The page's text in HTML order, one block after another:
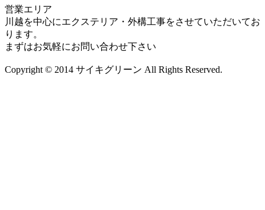
営業エリア
川越を中心にエクステリア・外構工事をさせていただいてお
ります。
まずはお気軽にお問い合わせ下さい
Copyright © 2014 サイキグリーン All Rights Reserved.